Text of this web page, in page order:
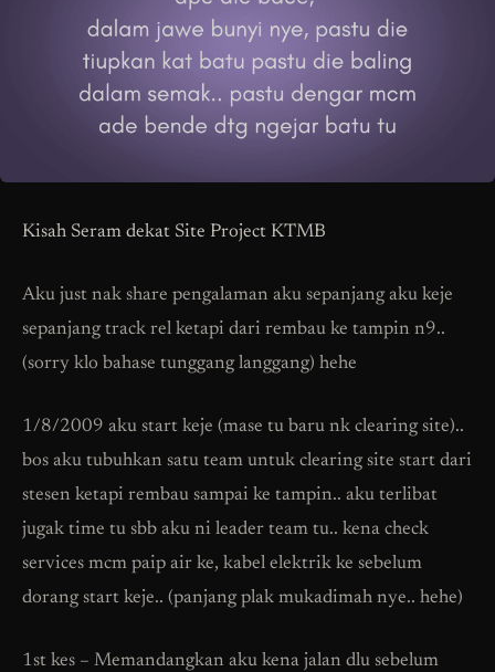
Kisah Seram dekat Site Project KTMB
Aku just nak share pengalaman aku sepanjang aku keje
sepanjang track rel ketapi dari rembau ke tampin n9..
(sorry klo bahase tunggang langgang) hehe
1/8/2009 aku start keje (mase tu baru nk clearing site)..
bos aku tubuhkan satu team untuk clearing site start dari
stesen ketapi rembau sampai ke tampin.. aku terlibat
jugak time tu sbb aku ni leader team tu.. kena check
services mcm paip air ke, kabel elektrik ke sebelum
dorang start keje.. (panjang plak mukadimah nye.. hehe)
1st kes – Memandangkan aku kena jalan dlu sebelum